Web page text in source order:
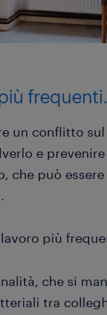
frequenti.
un conflitto
e
che può
più
che si
tra